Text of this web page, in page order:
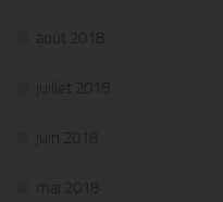
août 2018
juillet 2018
juin 2018
mai 2018